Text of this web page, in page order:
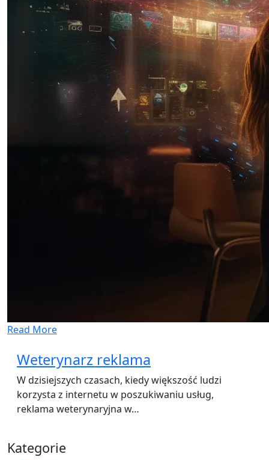
Read More
Weterynarz reklama
W dzisiejszych czasach, kiedy większość ludzi
korzysta z internetu w poszukiwaniu usług,
reklama weterynaryjna w…
Kategorie